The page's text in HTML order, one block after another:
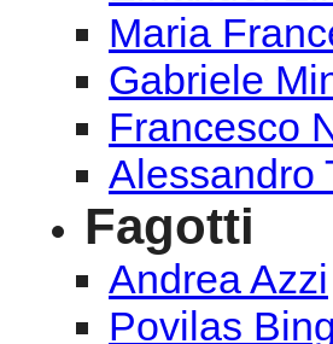
Maria
Gabriele
Francesco
Alessandro
Fagotti
AndreaAzzi
Povilas